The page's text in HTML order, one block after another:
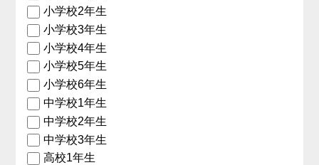
小学校2年生
小学校3年生
小学校4年生
小学校5年生
小学校6年生
中学校1年生
中学校2年生
中学校3年生
高校1年生